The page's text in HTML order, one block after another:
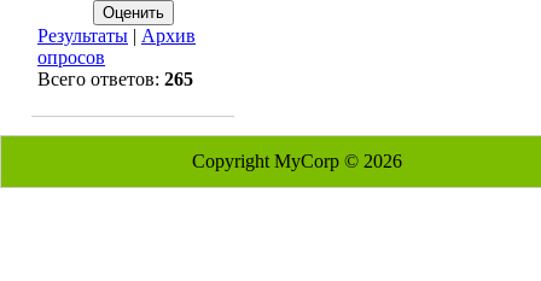
Результаты | Архив
опросов
Всего ответов: 265
Copyright MyCorp © 2026